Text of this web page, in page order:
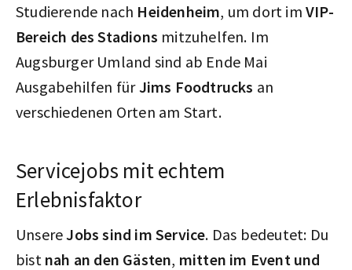
Studierende nach Heidenheim, um dort imVIP-
Bereich des Stadions mitzuhelfen. Im
Augsburger Umland sind ab Ende Mai
Ausgabehilfen fürJims Foodtrucks an
verschiedenen Orten am Start.
Servicejobs mit echtem
Erlebnisfaktor
UnsereJobs sind im Service. Das bedeutet: Du
bist nah an den Gästen, mitten im Event und